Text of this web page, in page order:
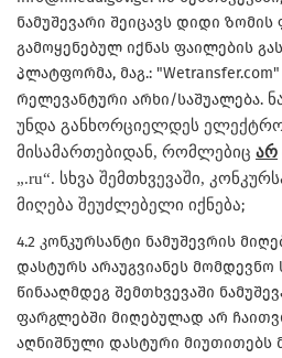
ნამუშევარი შეიცავს დიდი
გამოყენებულ იქნას ფაილების
პლატფორმა, მაგ.: "Wetransfer.com"
რელევანტური არხი/საშუალება.
უნდა განხორციელდეს
მისამართებიდან, რომლებიც არ
„.ru“. სხვა შემთხვევაში,
მიღება შეუძლებელი იქნება;
4.2 კონკურსანტი ნამუშევრის
დასტურს არაუგვიანეს მომდევნო
წინააღმდეგ შემთხვევაში
ფარგლებში მიღებულად არ
აღნიშნული დასტური მიუთითებს